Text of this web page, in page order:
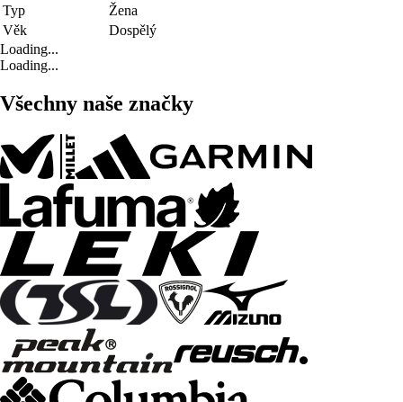
Typ
Žena
Věk
Dospělý
Loading...
Loading...
Všechny naše značky